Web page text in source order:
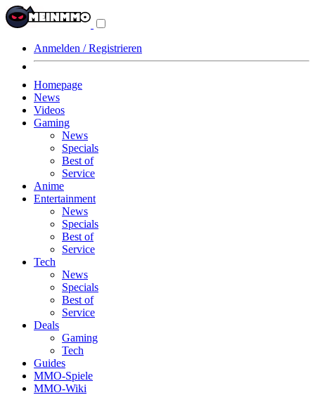
Anmelden / Registrieren
Homepage
News
Videos
Gaming
News
Specials
Best of
Service
Anime
Entertainment
News
Specials
Best of
Service
Tech
News
Specials
Best of
Service
Deals
Gaming
Tech
Guides
MMO-Spiele
MMO-Wiki